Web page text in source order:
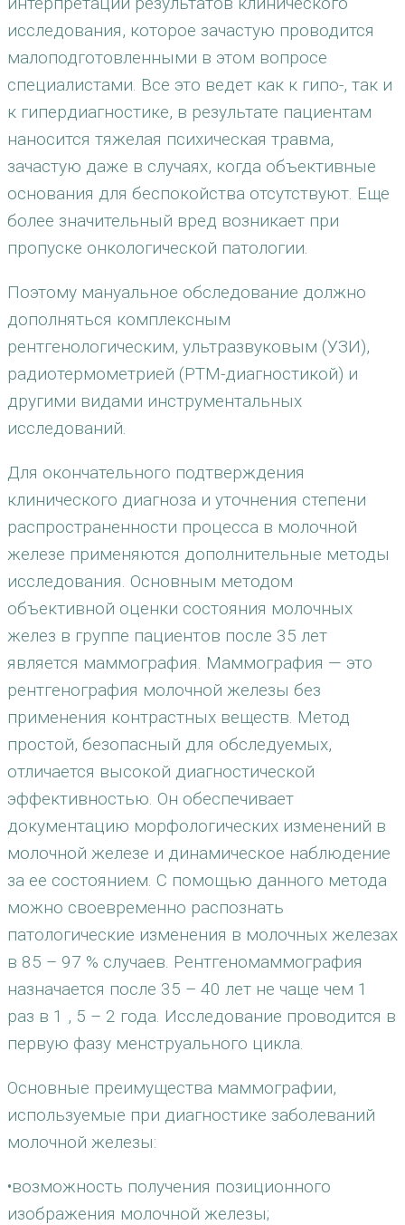
исследования, которое зачастую проводится
малоподготовленными в этом вопросе
специалистами. Все это ведет как к гипо-, так и
к гипердиагностике, в результате пациентам
наносится тяжелая психическая травма,
зачастую даже в случаях, когда объективные
основания для беспокойства отсутствуют. Еще
более значительный вред возникает при
пропуске онкологической патологии.
Поэтому мануальное обследование должно
дополняться комплексным
рентгенологическим, ультразвуковым (УЗИ),
радиотермометрией (РТМ-диагностикой) и
другими видами инструментальных
исследований.
Для окончательного подтверждения
клинического диагноза и уточнения степени
распространенности процесса в молочной
железе применяются дополнительные методы
исследования. Основным методом
объективной оценки состояния молочных
желез в группе пациентов после 35 лет
является маммография. Маммография — это
рентгенография молочной железы без
применения контрастных веществ. Метод
простой, безопасный для обследуемых,
отличается высокой диагностической
эффективностью. Он обеспечивает
документацию морфологических изменений в
молочной железе и динамическое наблюдение
за ее состоянием. С помощью данного метода
можно своевременно распознать
патологические изменения в молочных железах
в 85 – 97 % случаев. Рентгеномаммография
назначается после 35 – 40 лет не чаще чем 1
раз в 1 , 5 – 2 года. Исследование проводится в
первую фазу менструального цикла.
Основные преимущества маммографии,
используемые при диагностике заболеваний
молочной железы:
•возможность получения позиционного
изображения молочной железы;